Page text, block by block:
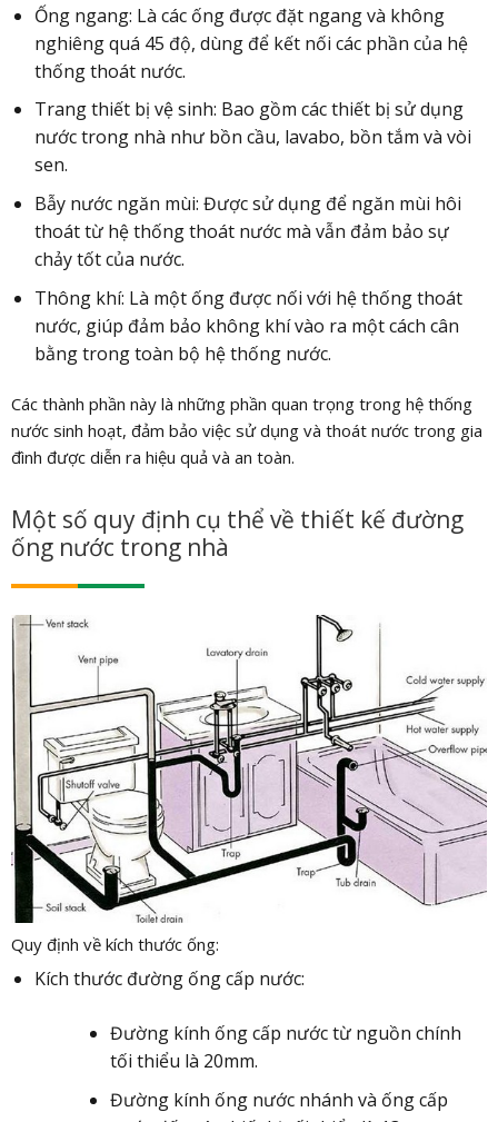
Ống ngang: Là các ống được đặt ngang và không
nghiêng quá 45 độ, dùng để kết nối các phần của hệ
thống thoát nước.
Trang thiết bị vệ sinh: Bao gồm các thiết bị sử dụng
nước trong nhà như bồn cầu, lavabo, bồn tắm và vòi
sen.
Bẫy nước ngăn mùi: Được sử dụng để ngăn mùi hôi
thoát từ hệ thống thoát nước mà vẫn đảm bảo sự
chảy tốt của nước.
Thông khí: Là một ống được nối với hệ thống thoát
nước, giúp đảm bảo không khí vào ra một cách cân
bằng trong toàn bộ hệ thống nước.
Các thành phần này là những phần quan trọng trong hệ thống
nước sinh hoạt, đảm bảo việc sử dụng và thoát nước trong gia
đình được diễn ra hiệu quả và an toàn.
Một số quy định cụ thể về thiết kế đường
ống nước trong nhà
Quy định về kích thước ống:
Kích thước đường ống cấp nước:
Đường kính ống cấp nước từ nguồn chính
tối thiểu là 20mm.
Đường kính ống nước nhánh và ống cấp